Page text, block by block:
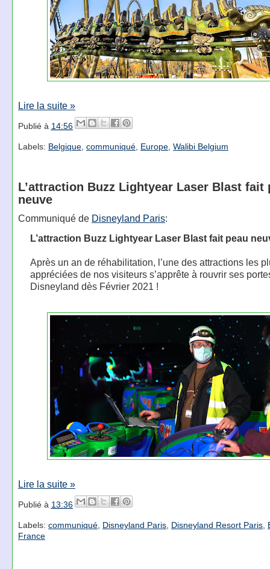
Lire la suite »
Publié à 14:56
Labels: Belgique, communiqué, Europe, Walibi Belgium
L’attraction Buzz Lightyear Laser Blast fait
neuve
Communiqué de Disneyland Paris:
L’attraction Buzz Lightyear Laser Blast fait peau
Après un an de réhabilitation, l’une des attractions les
appréciées de nos visiteurs s’apprête à rouvrir ses
Disneyland dès Février 2021 !
Lire la suite »
Publié à 13:36
Labels: communiqué, Disneyland Paris, Disneyland Resort Paris,
France